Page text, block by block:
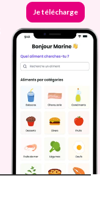
Je télécharge